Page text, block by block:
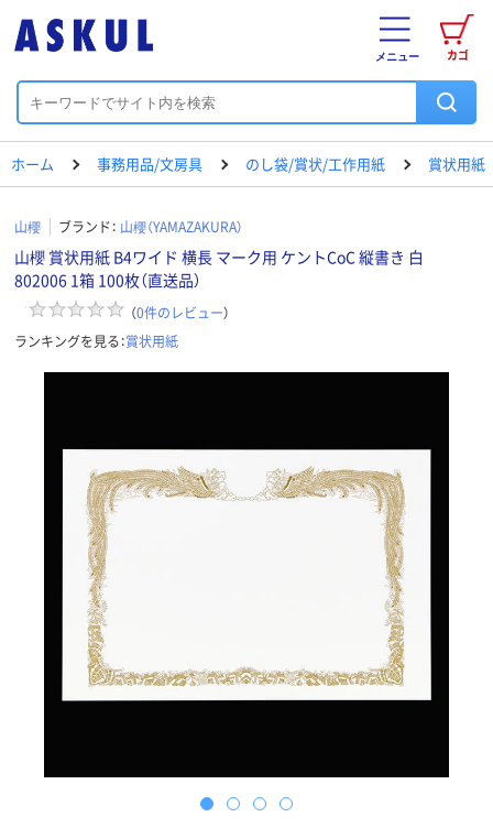
カゴ
メニュー
ホーム 事務用品/文房具 のし袋/賞状/工作用紙 賞状用紙
山櫻 ブランド： 山櫻（YAMAZAKURA）
山櫻 賞状用紙 B4ワイド 横長 マーク用 ケントCoC 縦書き 白
802006 1箱 100枚（直送品）
（0件のレビュー）
ランキングを見る：賞状用紙